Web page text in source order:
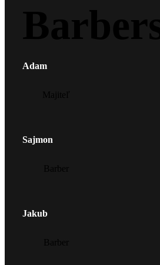
Adam
Sajmon
Jakub